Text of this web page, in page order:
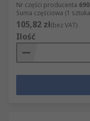
Nr części producenta
Suma częściowa (1
105,82 zł(bez VAT)
Ilość